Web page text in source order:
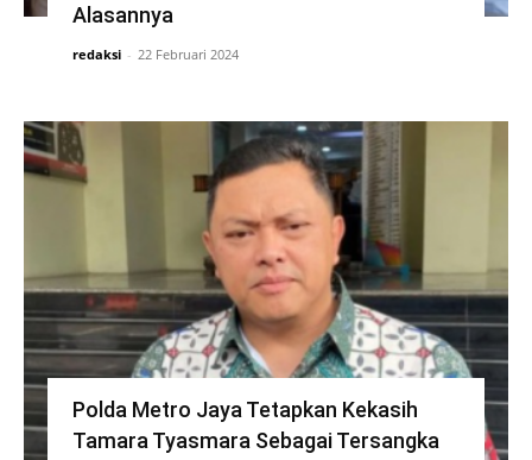
Alasannya
redaksi - 22 Februari 2024
Polda Metro Jaya Tetapkan Kekasih
Tamara Tyasmara Sebagai Tersangka